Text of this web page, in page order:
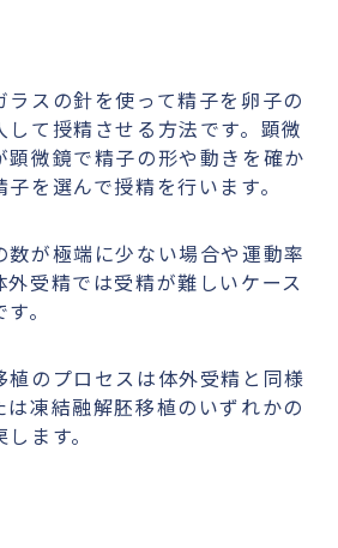
スの針を使って精子を卵子の
て授精させる方法です。顕微
微鏡で精子の形や動きを確か
を選んで授精を行います。
が極端に少ない場合や運動率
受精では受精が難しいケース
。
のプロセスは体外受精と同様
凍結融解胚移植のいずれかの
ます。